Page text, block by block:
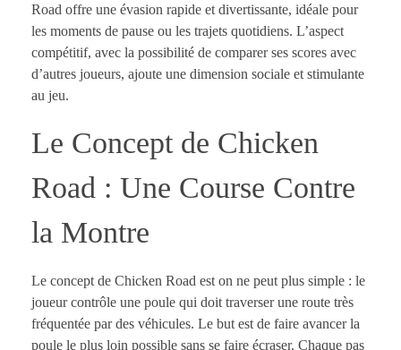
Road offre une évasion rapide et divertissante, idéale pour
les moments de pause ou les trajets quotidiens. L’aspect
compétitif, avec la possibilité de comparer ses scores avec
d’autres joueurs, ajoute une dimension sociale et stimulante
au jeu.
Le Concept de Chicken
Road : Une Course Contre
la Montre
Le concept de Chicken Road est on ne peut plus simple : le
joueur contrôle une poule qui doit traverser une route très
fréquentée par des véhicules. Le but est de faire avancer la
poule le plus loin possible sans se faire écraser. Chaque pas